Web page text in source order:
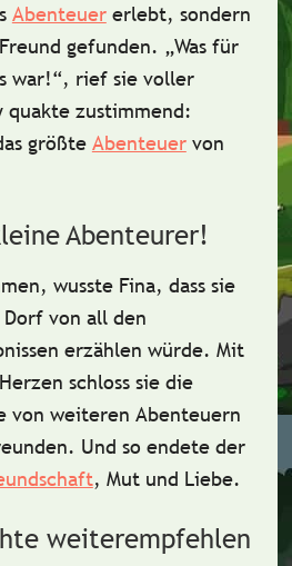
Abenteuererlebt, sondern
gefunden. „Was für
war!“, rief sie voller
quakte zustimmend:
größte Abenteuervon
Abenteurer!
wusste Fina, dass sie
von all den
erzählen würde. Mit
schloss sie die
von weiteren Abenteuern
Und so endete der
, Mutund Liebe.
weiterempfehlen